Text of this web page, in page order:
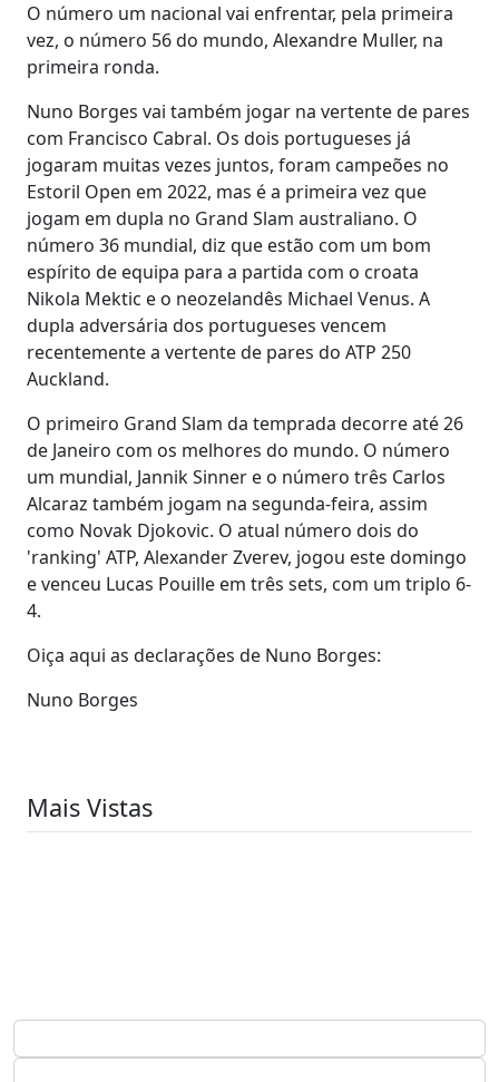
O número um nacional vai enfrentar, pela primeira
vez, o número 56 do mundo, Alexandre Muller, na
primeira ronda.
Nuno Borges vai também jogar na vertente de pares
com Francisco Cabral. Os dois portugueses já
jogaram muitas vezes juntos, foram campeões no
Estoril Open em 2022, mas é a primeira vez que
jogam em dupla no Grand Slam australiano. O
número 36 mundial, diz que estão com um bom
espírito de equipa para a partida com o croata
Nikola Mektic e o neozelandês Michael Venus. A
dupla adversária dos portugueses vencem
recentemente a vertente de pares do ATP 250
Auckland.
O primeiro Grand Slam da temprada decorre até 26
de Janeiro com os melhores do mundo. O número
um mundial, Jannik Sinner e o número três Carlos
Alcaraz também jogam na segunda-feira, assim
como Novak Djokovic. O atual número dois do
'ranking' ATP, Alexander Zverev, jogou este domingo
e venceu Lucas Pouille em três sets, com um triplo 6-
4.
Oiça aqui as declarações de Nuno Borges:
Nuno Borges
Mais Vistas